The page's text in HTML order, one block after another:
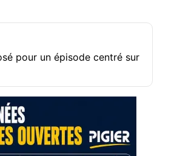
pour un épisode centré sur